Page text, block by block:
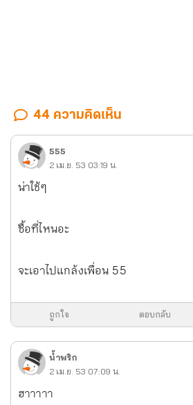
44 ความคิดเห็น
555
2 เม.ย. 53 03:19 น.
น่าใช้ๆ
ซื้อที่ไหนอะ
จะเอาไปแกล้งเพื่อน 55
ถูกใจ ตอบกลับ
น้ำพริก
2 เม.ย. 53 07:09 น.
ฮาาาาา